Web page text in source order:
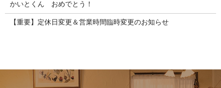
かいとくん おめでとう！
【重要】定休日変更＆営業時間臨時変更のお知らせ